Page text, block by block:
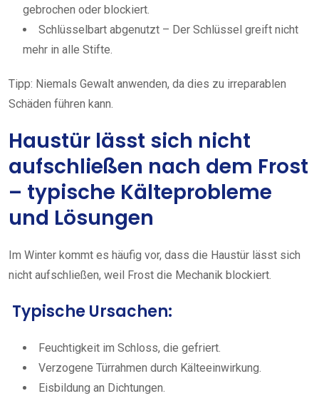
gebrochen oder blockiert.
Schlüsselbart abgenutzt – Der Schlüssel greift nicht
mehr in alle Stifte.
Tipp: Niemals Gewalt anwenden, da dies zu irreparablen
Schäden führen kann.
Haustür lässt sich nicht
aufschließen nach dem Frost
– typische Kälteprobleme
und Lösungen
Im Winter kommt es häufig vor, dass die Haustür lässt sich
nicht aufschließen, weil Frost die Mechanik blockiert.
Typische Ursachen:
Feuchtigkeit im Schloss, die gefriert.
Verzogene Türrahmen durch Kälteeinwirkung.
Eisbildung an Dichtungen.